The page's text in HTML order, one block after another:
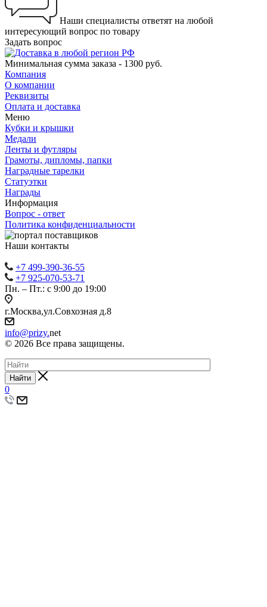
Наши специалисты ответят на любой
интересующий вопрос по товару
Задать вопрос
Минимальная сумма заказа - 1300 руб.
Компания
О компании
Реквизиты
Оплата и доставка
Меню
Кубки и крышки
Медали
Ленты и футляры
Грамоты, дипломы, папки
Наградные тарелки
Статуэтки
Награды
Информация
Вопрос - ответ
Политика конфиденциальности
Наши контакты
+7 499-390-36-55
+7 925-070-53-71
Пн. – Пт.: с 9:00 до 19:00
г.Москва,ул.Совхозная д.8
info@prizy.net
© 2026 Все права защищены.
Найти
0